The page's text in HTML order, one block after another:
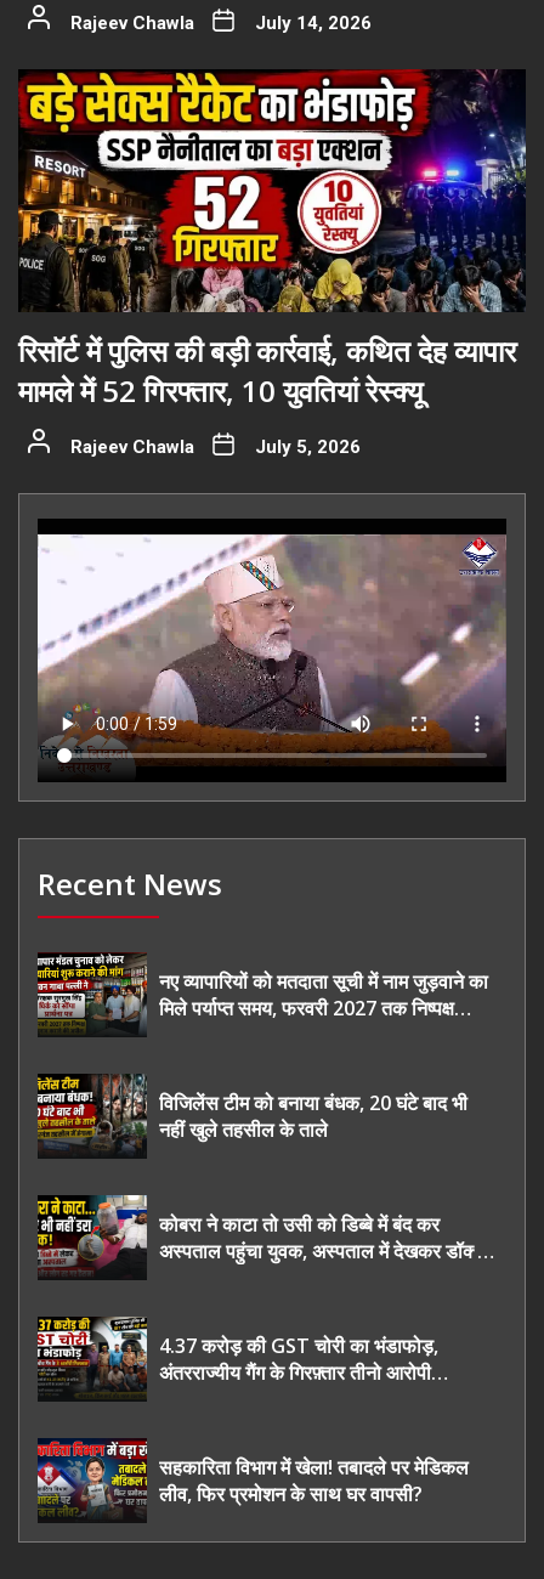
Rajeev Chawla July 14, 2026
रिसॉर्ट में पुलिस की बड़ी कार्रवाई, कथित देह व्यापार
मामले में 52 गिरफ्तार, 10 युवतियां रेस्क्यू
Rajeev Chawla July 5, 2026
Recent News
नए व्यापारियों को मतदाता सूची में नाम जुड़वाने का
मिले पर्याप्त समय, फरवरी 2027 तक निष्पक्ष
विजिलेंस टीम को बनाया बंधक, 20 घंटे बाद भी
नहीं खुले तहसील के ताले
कोबरा ने काटा तो उसी को डिब्बे में बंद कर
अस्पताल पहुंचा युवक, अस्पताल में देखकर डॉक्टर
4.37 करोड़ की GST चोरी का भंडाफोड़,
अंतरराज्यीय गैंग के गिरफ़्तार तीनो आरोपी
सहकारिता विभाग में खेला! तबादले पर मेडिकल
लीव, फिर प्रमोशन के साथ घर वापसी?